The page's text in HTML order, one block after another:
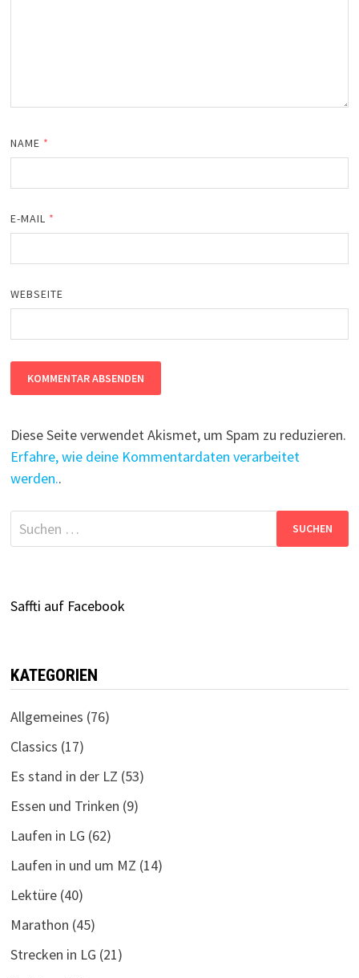
NAME *
E-MAIL *
WEBSEITE
Diese Seite verwendet Akismet, um Spam zu reduzieren.
Erfahre, wie deine Kommentardaten verarbeitet
werden..
Suchen
nach:
Saffti auf Facebook
KATEGORIEN
Allgemeines (76)
Classics (17)
Es stand in der LZ (53)
Essen und Trinken (9)
Laufen in LG (62)
Laufen in und um MZ (14)
Lektüre(40)
Marathon (45)
Strecken in LG (21)